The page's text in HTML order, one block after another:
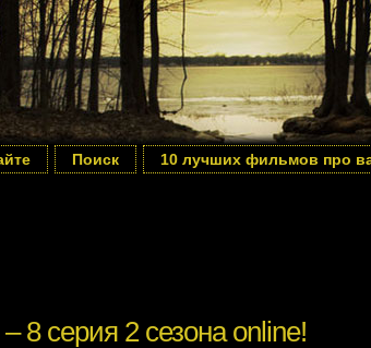
Поиск 10 лучших фильмов про
8 серия 2 сезона online!